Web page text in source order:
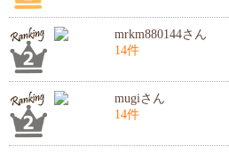
mrkm880144さん
14件
mugiさん
14件